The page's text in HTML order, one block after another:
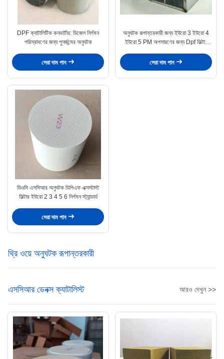
DPF ক্যাটালিটিক কনভার্টার: ডিজেল নির্গমন
পরিস্রাবণের জন্য পুনর্জন্মের অনুঘটক
সেরা দাম পান
অনুঘটক রূপান্তরকারী জন্য ইউরো 3 ইউরো 4
ইউরো 5 PM অপসারণের জন্য Dpf ফিল্টার
সেরা দাম পান
ডিওসি এসসিআর অনুঘটক ডিপিএফ এক্সস্টাস্ট
ফিল্টার ইউরো 2 3 4 5 6 নির্গমন স্ট্যান্ডার্ড
সেরা দাম পান
থ্রি ওয়ে অনুঘটক রূপান্তরকারী
এসসিআর ডেনক্স ক্যাটালিস্ট আরও দেখুন >>